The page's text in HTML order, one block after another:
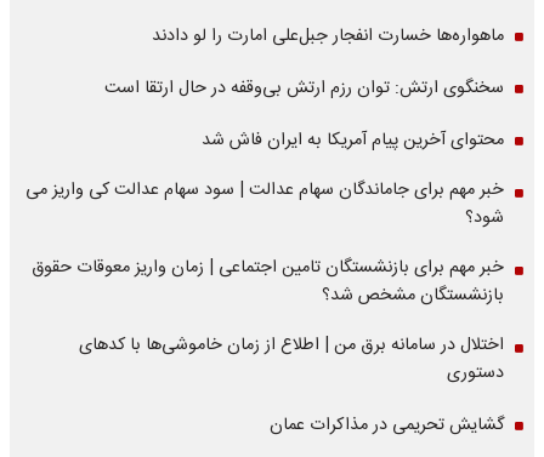
ماهواره‌‌ها خسارت انفجار جبل‌علی امارت را لو دادند
سخنگوی ارتش: توان رزم ارتش بی‌وقفه در حال ارتقا است
محتوای آخرین پیام آمریکا به ایران فاش شد
خبر مهم برای جاماندگان سهام عدالت | سود سهام عدالت کی واریز می
شود؟
خبر مهم برای بازنشستگان تامین اجتماعی | زمان واریز معوقات حقوق
بازنشستگان مشخص شد؟
اختلال در سامانه برق من | اطلاع از زمان خاموشی‌ها با کدهای
دستوری
گشایش تحریمی در مذاکرات عمان